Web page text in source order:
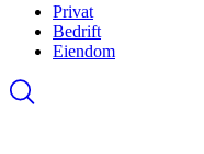
Privat
Bedrift
Eiendom